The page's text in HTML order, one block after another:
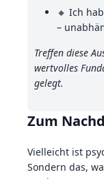
🔸 Ich
–
Treffen diese
wertvolles
gelegt.
Zum
Vielleicht ist
Sondern das,